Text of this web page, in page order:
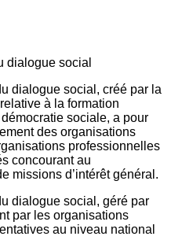
dialogue social, créé par la
à la formation
sociale, a pour
des organisations
professionnelles
concourant au
missions d’intérêt général.
dialogue social, géré par
par les organisations
au niveau national